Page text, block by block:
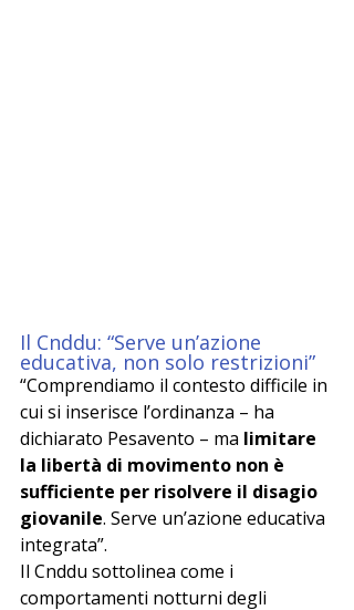
Il Cnddu: “Serve un’azione
educativa, non solo restrizioni”
“Comprendiamo il contesto difficile in
cui si inserisce l’ordinanza – ha
dichiarato Pesavento – ma limitare
la libertà di movimento non è
sufficiente per risolvere il disagio
giovanile. Serve un’azione educativa
integrata”.
Il Cnddu sottolinea come i
comportamenti notturni degli